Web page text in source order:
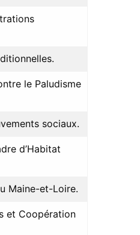
le Paludisme
sociaux.
d’Habitat
Maine-et-Loire.
et Coopération